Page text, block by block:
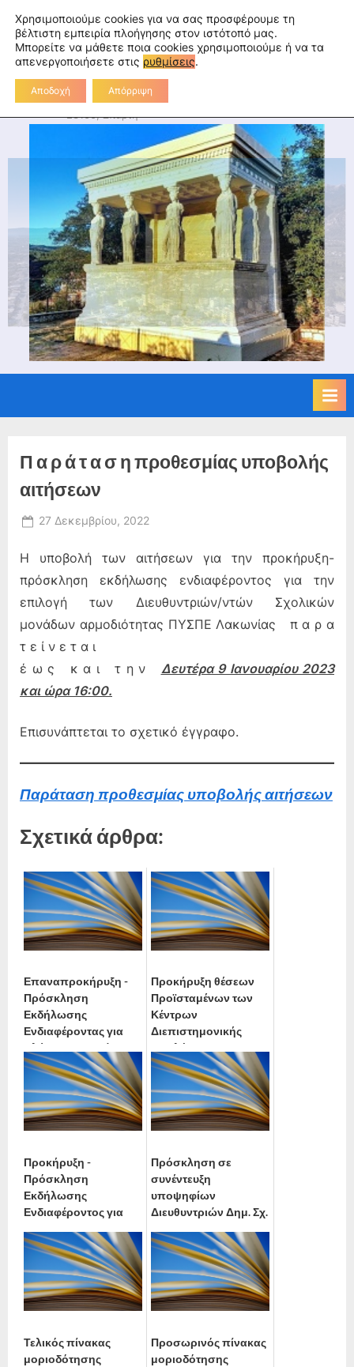
Skip
content
fa tu tw in rss Επικοινωνία
Διεύθυνση Πρωτοβάθμιας
Εκπαίδευσης Λακωνίας
Διοικητήριο Λακωνίας, 2ο χλμ Ε.Ο. Σπάρτης-Γυθείου,
23100, Σπάρτη
Π α ρ ά τ α σ η προθεσμίας υποβολής
αιτήσεων
Posted
27 Δεκεμβρίου, 2022
Η υποβολή των αιτήσεων για την προκήρυξη-
πρόσκληση εκδήλωσης ενδιαφέροντος για την
επιλογή των Διευθυντριών/ντών Σχολικών
μονάδων αρμοδιότητας ΠΥΣΠΕ Λακωνίας π α ρ α
τ ε ί ν ε τ α ι
έ ω ς κ α ι τ η ν Δευτέρα 9 Ιανουαρίου 2023
και ώρα 16:00.
Επισυνάπτεται το σχετικό έγγραφο.
Παράταση προθεσμίας υποβολής αιτήσεων
Σχετικά άρθρα:
Επαναπροκήρυξη -
Πρόσκληση
Εκδήλωσης
Ενδιαφέροντας για
πλήρωση κενούμενης
θέσης Διευθύντριας/
ντή Σχο...
4 Αυγούστου, 2026
Προκήρυξη θέσεων
Προϊσταμένων των
Κέντρων
Διεπιστημονικής
Αξιολόγησης,
Συμβουλευτικής και
Υποστήριξη...
3 Φεβρουαρίου, 2026
Προκήρυξη -
Πρόσκληση
Εκδήλωσης
Ενδιαφέροντος για
θέσεων Διευθυντή/
ντριας Σχολικής Μον...
21 Αυγούστου, 2025
Πρόσκληση σε
συνέντευξη
υποψηφίων
Διευθυντριών Δημ. Σχ.
19 Αυγούστου, 2025
Τελικός πίνακας
μοριοδότησης
Προσωρινός πίνακας
μοριοδότησης
Χρησιμοποιούμε cookies για να σας προσφέρουμε τη
βέλτιστη εμπειρία πλοήγησης στον ιστότοπό μας.
Μπορείτε να μάθετε ποια cookies χρησιμοποιούμε ή να τα
απενεργοποιήσετε στις ρυθμίσεις.
Αποδοχή Απόρριψη